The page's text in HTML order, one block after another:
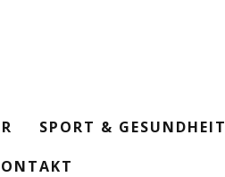
SPORT & GESUNDHEIT